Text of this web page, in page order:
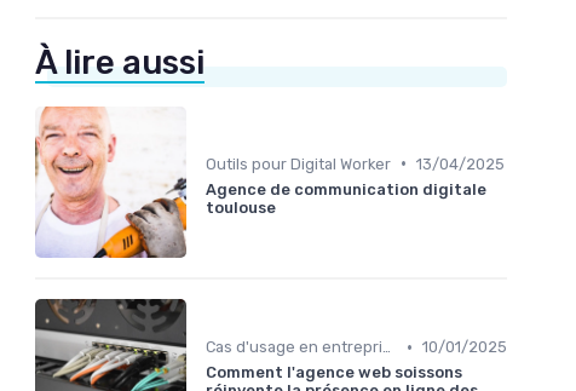
À lire aussi
Outils pour Digital Worker • 13/04/2025
Agence de communication digitale
toulouse
Cas d'usage en entreprise • 10/01/2025
Comment l'agence web soissons